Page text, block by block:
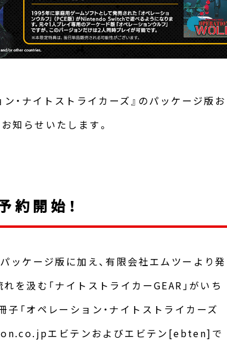
ナイトストライカーズ』のパッケージ版お
知らせいたします。
開始！
ッケージ版に加え、有限会社エムツーより発
を汲む「ナイトストライカーGEAR」がいち
「オペレーション・ナイトストライカーズ
エビテンおよびエビテン[ebten]で